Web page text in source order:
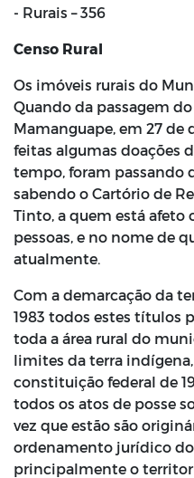
- Rurais – 356
Censo Rural
Os imóveis rurais do
Quando da passagem
Mamanguape, em 27 de
feitas algumas doações
tempo, foram passando
sabendo o Cartório de
Tinto, a quem está afeto
pessoas, e no nome de
atualmente.
Com a demarcação da
1983 todos estes títulos
toda a área rural do
limites da terra
constituição federal de
todos os atos de posse
vez que estão são
ordenamento jurídico
principalmente o